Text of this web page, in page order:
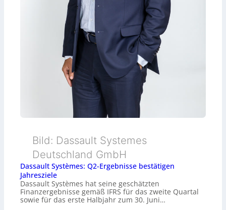
Bild: Dassault Systemes
Deutschland GmbH
Dassault Systèmes: Q2-Ergebnisse bestätigen
Jahresziele
Dassault Systèmes hat seine geschätzten
Finanzergebnisse gemäß IFRS für das zweite Quartal
sowie für das erste Halbjahr zum 30. Juni…